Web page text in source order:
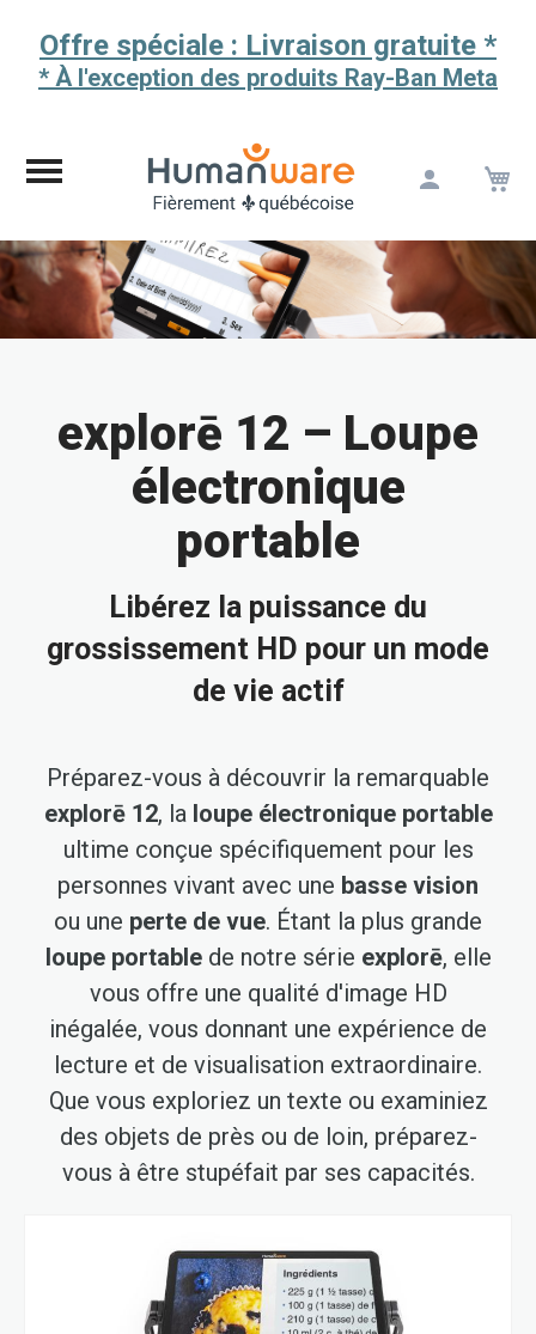
Offre spéciale : Livraison gratuite *
* À l'exception des produits Ray-Ban Meta
contenu
explorē 12 – Loupe
électronique
portable
Libérez la puissance du
grossissement HD pour un mode
de vie actif
Préparez-vous à découvrir la remarquable
explorē 12, la loupe électronique portable
ultime conçue spécifiquement pour les
personnes vivant avec une basse vision
ou une perte de vue. Étant la plus grande
loupe portablede notre série explorē, elle
vous offre une qualité d'image HD
inégalée, vous donnant une expérience de
lecture et de visualisation extraordinaire.
Que vous exploriez un texte ou examiniez
des objets de près ou de loin, préparez-
vous à être stupéfait par ses capacités.
à
fin